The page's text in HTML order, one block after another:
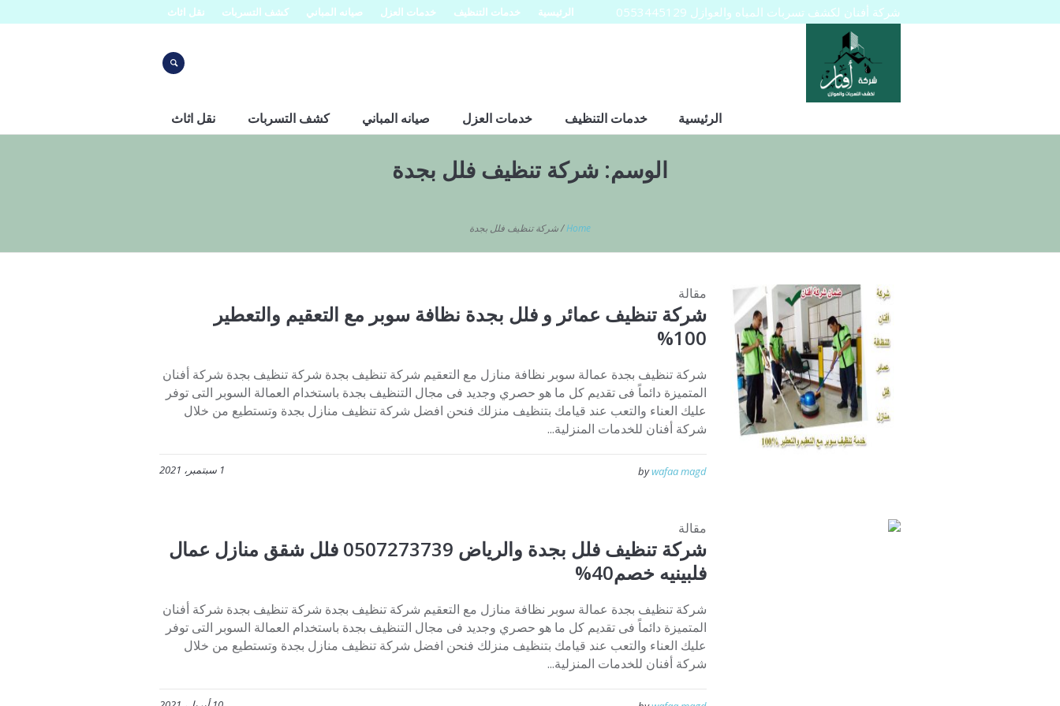
الرئيسية خدمات التنظيف خدمات العزل صيانه المباني كشف التسربات نقل اثاث شركة أفنان لكشف تسربات المياه والعوازل 0553445129
الرئيسية خدمات التنظيف خدمات العزل صيانه المباني كشف التسربات نقل اثاث
الوسم: شركة تنظيف فلل بجدة
Home
/شركة تنظيف فلل بجدة
مقالة
شركة تنظيف عمائر و فلل بجدة نظافة سوبر مع التعقيم والتعطير
100%
شركة تنظيف بجدة عمالة سوبر نظافة منازل مع التعقيم شركة تنظيف بجدة شركة تنظيف بجدة شركة أفنان
المتميزة دائماً فى تقديم كل ما هو حصري وجديد فى مجال التنظيف بجدة باستخدام العمالة السوبر التى توفر
عليك العناء والتعب عند قيامك بتنظيف منزلك فنحن افضل شركة تنظيف منازل بجدة وتستطيع من خلال
شركة أفنان للخدمات المنزلية...
1 سبتمبر، 2021 bywafaa magd
مقالة
شركة تنظيف فلل بجدة والرياض 0507273739 فلل شقق منازل عمال
فلبينيه خصم40%
شركة تنظيف بجدة عمالة سوبر نظافة منازل مع التعقيم شركة تنظيف بجدة شركة تنظيف بجدة شركة أفنان
المتميزة دائماً فى تقديم كل ما هو حصري وجديد فى مجال التنظيف بجدة باستخدام العمالة السوبر التى توفر
عليك العناء والتعب عند قيامك بتنظيف منزلك فنحن افضل شركة تنظيف منازل بجدة وتستطيع من خلال
شركة أفنان للخدمات المنزلية...